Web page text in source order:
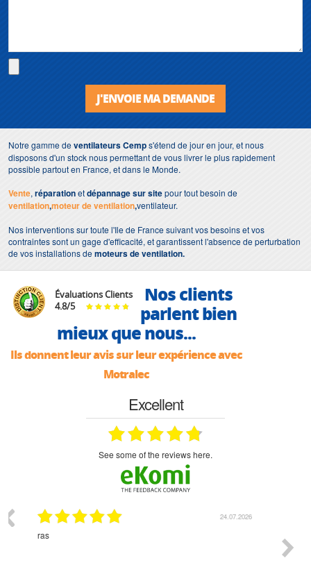
J'ENVOIE MA DEMANDE
Notre gamme deventilateursCemps'étend de jour en jour, et nous
disposons d'un stock nous permettant de vous livrer le plus rapidement
possible partout en France, et dans le Monde.
Vente, réparationetdépannage sur sitepour tout besoin de
ventilation,moteur de ventilation,ventilateur.
Nos interventions sur toute l'Ile de France suivant vos besoins et vos
contraintes sont un gage d'efficacité, et garantissent l'absence de perturbation
de vos installations demoteurs de ventilation.
Évaluations Clients
4.8/5
Nos clients
parlent bien
mieux que nous...
Ils donnent leur avis sur leur expérience avec
Motralec
Excellent
see some of the reviews here.
18.07.2026
Monsieur Delhaye est une personne disponible, à